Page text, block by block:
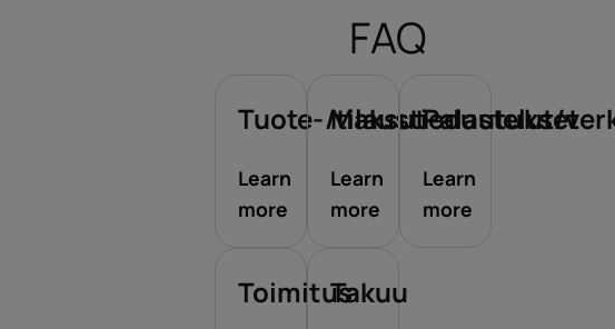
FAQ
Tuote-/tilaustiedustelut/
Learn
more
Maksut
Learn
more
Palautukset
Learn
more
ToimitusTakuu